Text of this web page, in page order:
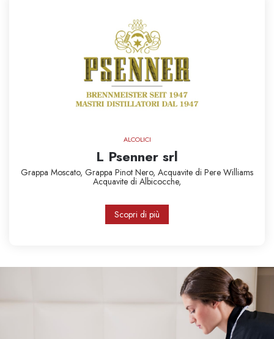
ALCOLICI
L Psenner srl
Grappa Moscato, Grappa Pinot Nero, Acquavite di Pere Williams
Acquavite di Albicocche,
Scopri di più